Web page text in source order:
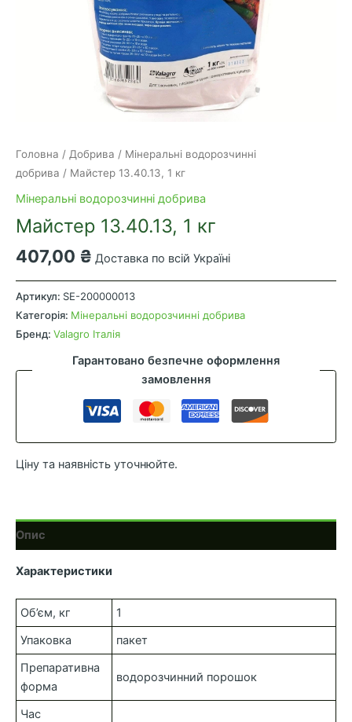
Головна / Добрива / Мінеральні водорозчинні
добрива / Майстер 13.40.13, 1 кг
Мінеральні водорозчинні добрива
Майстер 13.40.13, 1 кг
407,00 ₴ Доставка по всій Україні
Майстер
13.40.13,
1
кг
Артикул: SE-200000013
Категорія: Мінеральні водорозчинні добрива
Бренд: Valagro Італія
Гарантовано безпечне оформлення
замовлення
Ціну та наявність уточнюйте.
Опис
Характеристики
Об’єм, кг
1
Упаковка
пакет
Препаративна
форма
водорозчинний порошок
Час